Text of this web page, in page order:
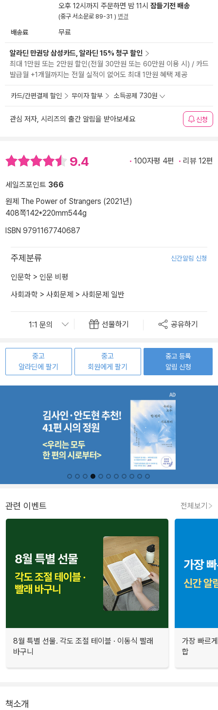
오후 12시까지 주문하면 밤 11시 잠들기전 배송
(중구 서소문로 89-31 ) 변경
배송료 무료
알라딘 만권당 삼성카드, 알라딘 15% 청구 할인
최대 1만원 또는 2만원 할인(전월 30만원 또는 60만원 이용 시) / 카드
발급월 +1개월까지는 전월 실적이 없어도 최대 1만원 혜택 제공
카드/간편결제 할인 무이자 할부 소득공제 730원
관심 저자, 시리즈의 출간 알림을 받아보세요 신청
9.4 100자평 4편 리뷰 12편
세일즈포인트 366
원제 The Power of Strangers (2021년)
408쪽142*220mm544g
ISBN 9791167740687
주제분류 신간알림 신청
인문학 > 인문 비평
사회과학 > 사회문제 > 사회문제 일반
선물하기 공유하기
중고
알라딘에 팔기
중고
회원에게 팔기
중고 등록
알림 신청
관련 이벤트 전체보기
8월 특별 선물. 각도 조절 테이블 · 이동식 빨래
바구니
가장 빠르
합
책소개